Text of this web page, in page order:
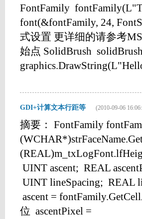
FontFamily
font(&fontFamily, 24,
式设置 更详细的请参考
始点 SolidBrush
GDI+计算文本行距等 (2010-09-06
摘要： FontFamily
UINT ascent; REAL
UINT lineSpacing; REAL
ascent =
位 ascentPixel =